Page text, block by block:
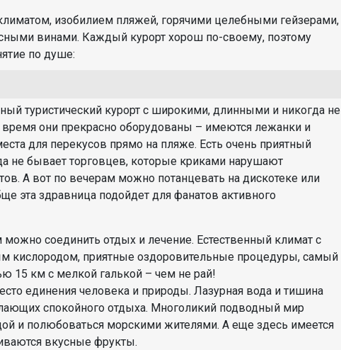
изобилием пляжей, горячими целебными гейзерами,
винами. Каждый курорт хорош по-своему, поэтому
по душе:
туристический курорт с широкими, длинными и никогда не
они прекрасно оборудованы – имеются лежанки и
для перекусов прямо на пляже. Есть очень приятный
не бывает торговцев, которые криками нарушают
А вот по вечерам можно потанцевать на дискотеке или
эта здравница подойдет для фанатов активного
можно соединить отдых и лечение. Естественный климат с
кислородом, приятные оздоровительные процедуры, самый
15 км с мелкой галькой – чем не рай!
единения человека и природы. Лазурная вода и тишина
спокойного отдыха. Многоликий подводный мир
и полюбоваться морскими жителями. А еще здесь имеется
вкусные фрукты.